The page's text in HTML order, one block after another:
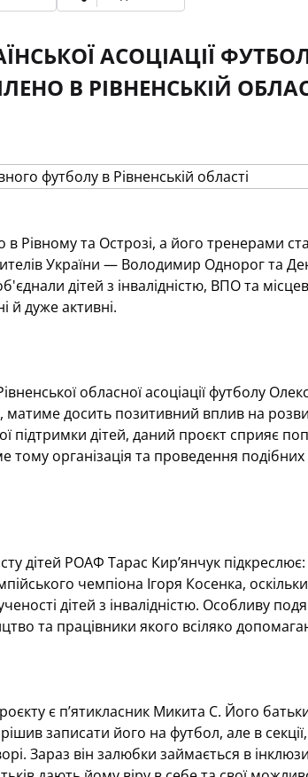
АСОЦІАЦІЇ
В РІВНЕНСЬКІЙ
Рівному та Острозі, а його тренерами
України — Володимир Однорог та
дітей з інвалідністю, ВПО та
й дуже активні.
обласної асоціації футболу
матиме досить позитивний вплив на
підтримки дітей, даний проєкт сприяє
тому організація та проведення
дітей РОАФ Тарас Кир’янчук
чемпіона Ігоря Косенка,
дітей з інвалідністю. Особливу
та працівники якого всіляко
є п’ятикласник Микита С. Його
записати його на футбол, але в
Зараз він залюбки займається в